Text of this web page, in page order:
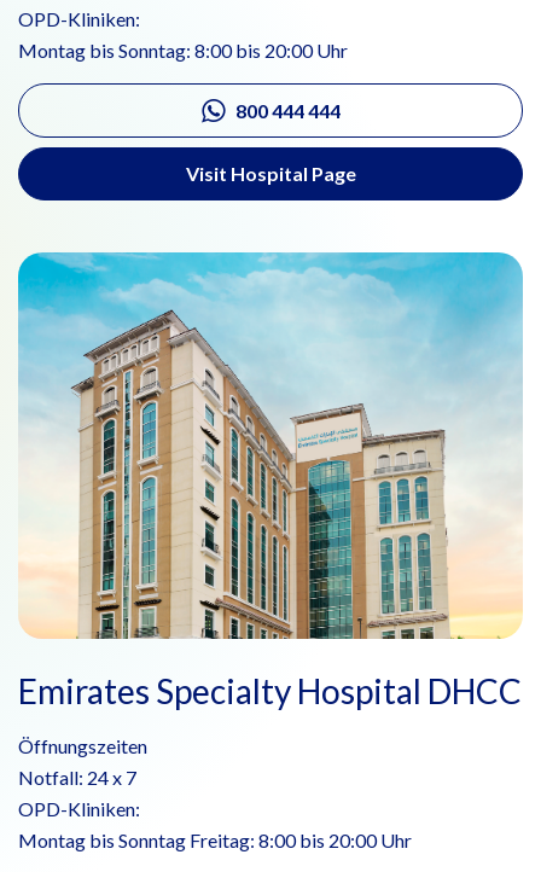
OPD-Kliniken:
Montag bis Sonntag: 8:00 bis 20:00 Uhr
800 444 444
Visit Hospital Page
Emirates Specialty Hospital DHCC
Öffnungszeiten
Notfall: 24 x 7
OPD-Kliniken:
Montag bis Sonntag Freitag: 8:00 bis 20:00 Uhr